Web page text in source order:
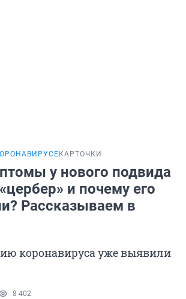
КАРТОЧКИ
у нового подвида
и почему его
Рассказываем в
коронавируса уже выявили
8 402